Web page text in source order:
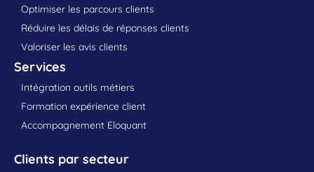
Optimiser les parcours clients
Réduire les délais de réponses clients
Valoriser les avis clients
Services
Intégration outils métiers
Formation expérience client
Accompagnement Eloquant
Clients par secteur